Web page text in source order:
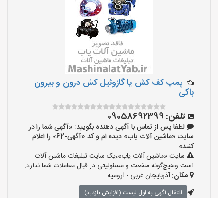
پمپ کف کش یا گازوئیل کش درون و بیرون
باکی
تلفن: 09058692399
لطفا پس از تماس با آگهی دهنده بگویید: «آگهی شما را در
سایت «ماشین آلات یاب» دیده ام و کد «آگهی-62» را اعلام
کنید»
سایت «ماشین آلات یاب»،یک سایت تبلیغات ماشین آلات
است وهیچ‌گونه منفعت و مسئولیتی در قبال معاملات شما ندارد.
مکان:آذربایجان غربی - ارومیه
انتقال آگهی به اول لیست (افزایش بازدید)